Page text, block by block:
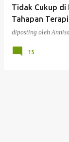
Tidak Cukup di
Tahapan
diposting oleh
15